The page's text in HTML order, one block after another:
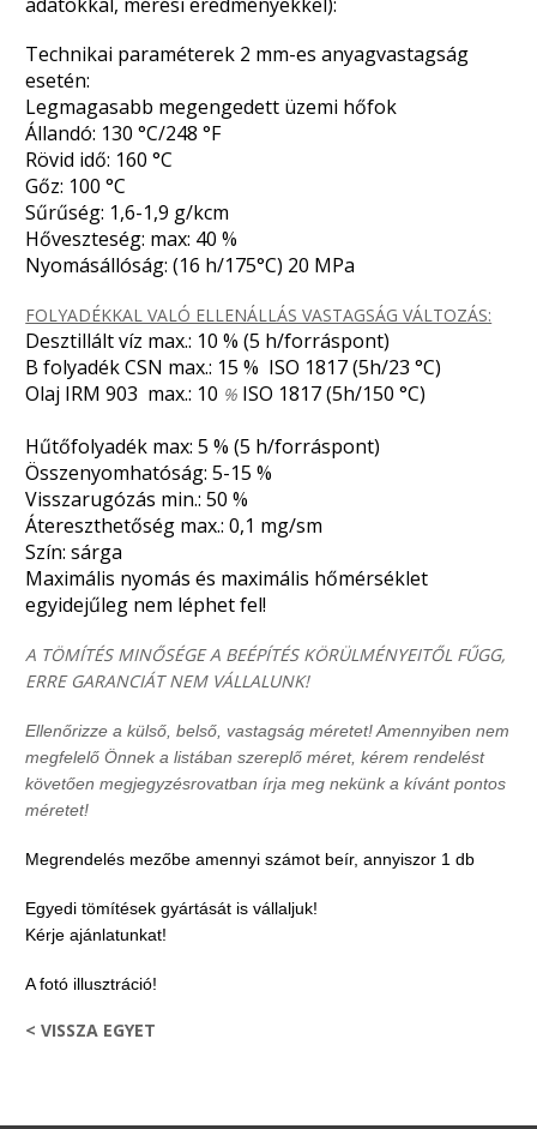
Technikai paraméterek 2 mm-es anyagvastagság
esetén:
Legmagasabb megengedett üzemi hőfok
Állandó: 130 °C/248 °F
Rövid idő: 160 °C
Gőz: 100 °C
Sűrűség: 1,6-1,9 g/kcm
Hőveszteség: max: 40 %
Nyomásállóság: (16 h/175°C) 20 MPa
FOLYADÉKKAL VALÓ ELLENÁLLÁS VASTAGSÁG VÁLTOZÁS:
Desztillált víz max.: 10 % (5 h/forráspont)
B folyadék CSN max.: 15 % ISO 1817 (5h/23 °C)
Olaj IRM 903 max.: 10 % ISO 1817 (5h/150 °C)
Hűtőfolyadék max: 5 % (5 h/forráspont)
Összenyomhatóság: 5-15 %
Visszarugózás min.: 50 %
Átereszthetőség max.: 0,1 mg/sm
Szín: sárga
Maximális nyomás és maximális hőmérséklet
egyidejűleg nem léphet fel!
A TÖMÍTÉS MINŐSÉGE A BEÉPÍTÉS KÖRÜLMÉNYEITŐL FŰGG,
ERRE GARANCIÁT NEM VÁLLALUNK!
Ellenőrizze a külső, belső, vastagság méretet! Amennyiben nem
megfelelő Önnek a listában szereplő méret, kérem rendelést
követően megjegyzésrovatban írja meg nekünk a kívánt pontos
méretet!
Megrendelés mezőbe amennyi számot beír, annyiszor 1 db
Egyedi tömítések gyártását is vállaljuk!
Kérje ajánlatunkat!
A fotó illusztráció!
< VISSZA EGYET